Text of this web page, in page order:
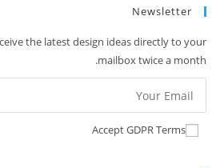
Newsletter
the latest design ideas directly to your
mailbox twice a month.
Accept GDPR Terms